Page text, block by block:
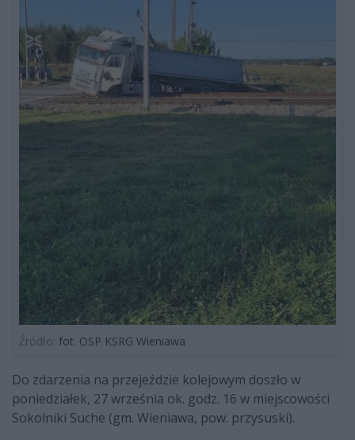
Źródło: fot. OSP KSRG Wieniawa
Do zdarzenia na przejeździe kolejowym doszło w
poniedziałek, 27 września ok. godz. 16 w miejscowości
Sokolniki Suche (gm. Wieniawa, pow. przysuski).